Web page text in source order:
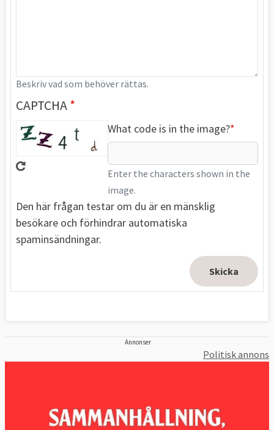
Beskriv vad som behöver rättas.
CAPTCHA
What code is in the image?
Enter the characters shown in the
image.
Den här frågan testar om du är en mänsklig
besökare och förhindrar automatiska
spaminsändningar.
Annonser
Politisk annons